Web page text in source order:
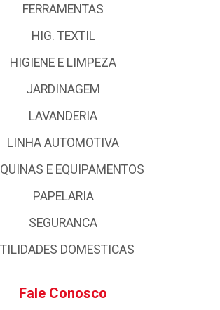
FERRAMENTAS
HIG. TEXTIL
HIGIENE E LIMPEZA
JARDINAGEM
LAVANDERIA
LINHA AUTOMOTIVA
E EQUIPAMENTOS
PAPELARIA
SEGURANCA
DOMESTICAS
Fale Conosco